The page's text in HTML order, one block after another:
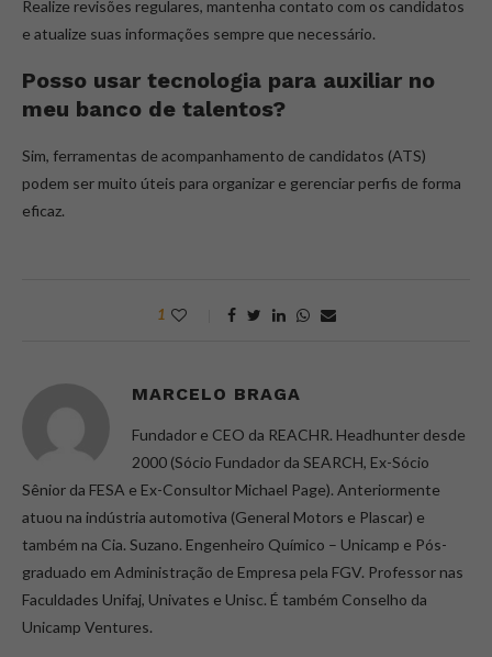
Realize revisões regulares, mantenha contato com os candidatos
e atualize suas informações sempre que necessário.
Posso usar tecnologia para auxiliar no
meu banco de talentos?
Sim, ferramentas de acompanhamento de candidatos (ATS)
podem ser muito úteis para organizar e gerenciar perfis de forma
eficaz.
1
MARCELO BRAGA
Fundador e CEO da REACHR. Headhunter desde
2000 (Sócio Fundador da SEARCH, Ex-Sócio
Sênior da FESA e Ex-Consultor Michael Page). Anteriormente
atuou na indústria automotiva (General Motors e Plascar) e
também na Cia. Suzano. Engenheiro Químico – Unicamp e Pós-
graduado em Administração de Empresa pela FGV. Professor nas
Faculdades Unifaj, Univates e Unisc. É também Conselho da
Unicamp Ventures.